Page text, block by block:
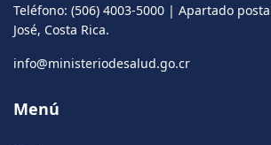
Teléfono: (506) 4003-5000 | Apartado
José, Costa Rica.
info@ministeriodesalud.go.cr
Menú